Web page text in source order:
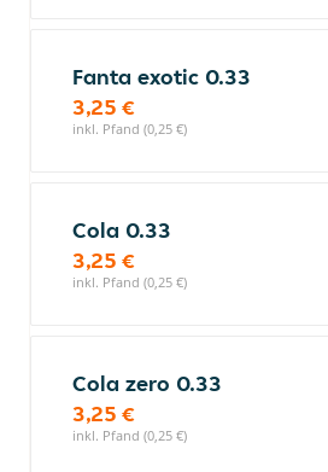
Fanta exotic 0.33
3,25 €
inkl. Pfand (0,25 €)
Cola 0.33
3,25 €
inkl. Pfand (0,25 €)
Cola zero 0.33
3,25 €
inkl. Pfand (0,25 €)